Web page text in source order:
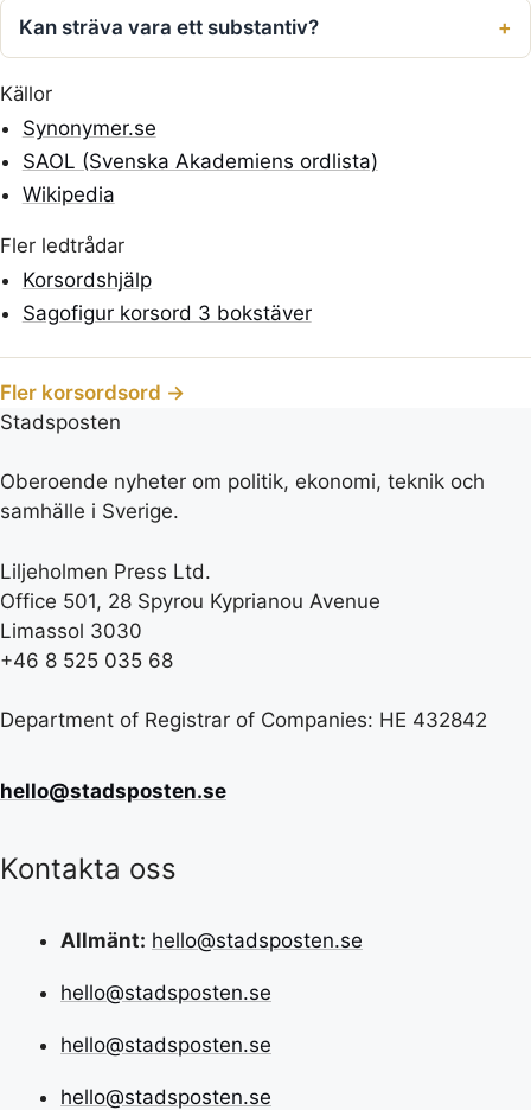
Kan sträva vara ett substantiv?
Källor
Synonymer.se
SAOL (Svenska Akademiens ordlista)
Wikipedia
Fler ledtrådar
Korsordshjälp
Sagofigur korsord 3 bokstäver
Fler korsordsord →
Stadsposten
Oberoende nyheter om politik, ekonomi, teknik och
samhälle i Sverige.
Liljeholmen Press Ltd.
Office 501, 28 Spyrou Kyprianou Avenue
Limassol 3030
+46 8 525 035 68
Department of Registrar of Companies: HE 432842
hello@stadsposten.se
Kontakta oss
Allmänt: hello@stadsposten.se
hello@stadsposten.se
hello@stadsposten.se
hello@stadsposten.se